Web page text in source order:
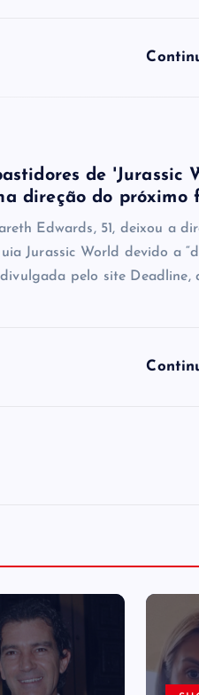
de 'Jurassic
direção do próximo
Edwards, 51, deixou a
Jurassic World devido a
pelo site Deadline,